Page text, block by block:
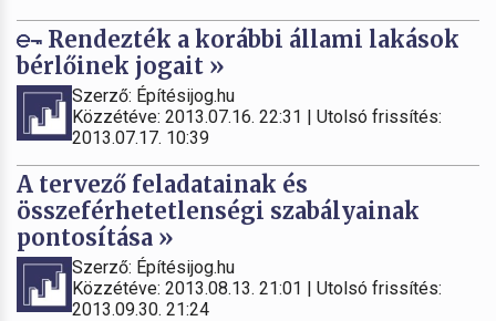
Rendezték a korábbi állami lakások
bérlőinek jogait »
Szerző: Építésijog.hu
Közzétéve: 2013.07.16. 22:31 | Utolsó frissítés:
2013.07.17. 10:39
A tervező feladatainak és
összeférhetetlenségi szabályainak
pontosítása »
Szerző: Építésijog.hu
Közzétéve: 2013.08.13. 21:01 | Utolsó frissítés:
2013.09.30. 21:24